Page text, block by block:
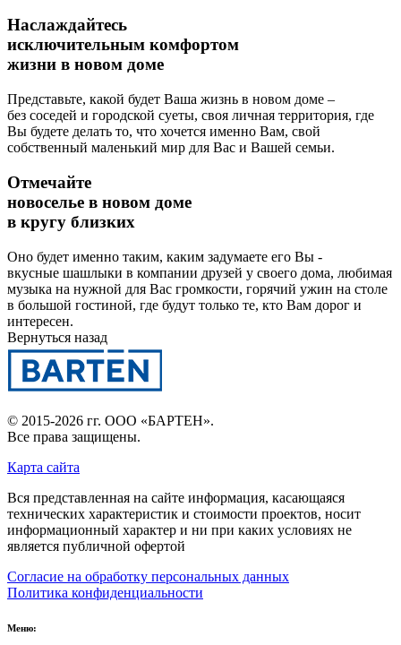
Наслаждайтесь
исключительным комфортом
жизни в новом доме
Представьте, какой будет Ваша жизнь в новом доме –
без соседей и городской суеты, своя личная территория, где
Вы будете делать то, что хочется именно Вам, свой
собственный маленький мир для Вас и Вашей семьи.
Отмечайте
новоселье в новом доме
в кругу близких
Оно будет именно таким, каким задумаете его Вы -
вкусные шашлыки в компании друзей у своего дома, любимая
музыка на нужной для Вас громкости, горячий ужин на столе
в большой гостиной, где будут только те, кто Вам дорог и
интересен.
Вернуться назад
© 2015-2026 гг. ООО «БАРТЕН».
Все права защищены.
Карта сайта
Вся представленная на сайте информация, касающаяся
технических характеристик и стоимости проектов, носит
информационный характер и ни при каких условиях не
является публичной офертой
Согласие на обработку персональных данных
Политика конфиденциальности
Меню: